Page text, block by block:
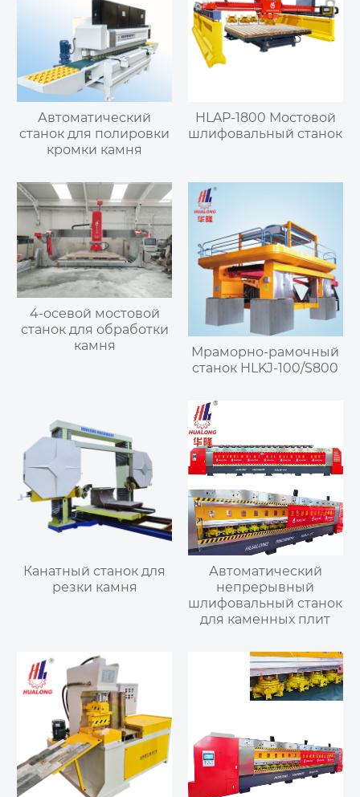
Автоматический
станок для полировки
кромки камня
HLAP-1800 Мостовой
шлифовальный станок
4-осевой мостовой
станок для обработки
камня
Мраморно-рамочный
станок HLKJ-100/S800
Канатный станок для
резки камня
Автоматический
непрерывный
шлифовальный станок
для каменных плит